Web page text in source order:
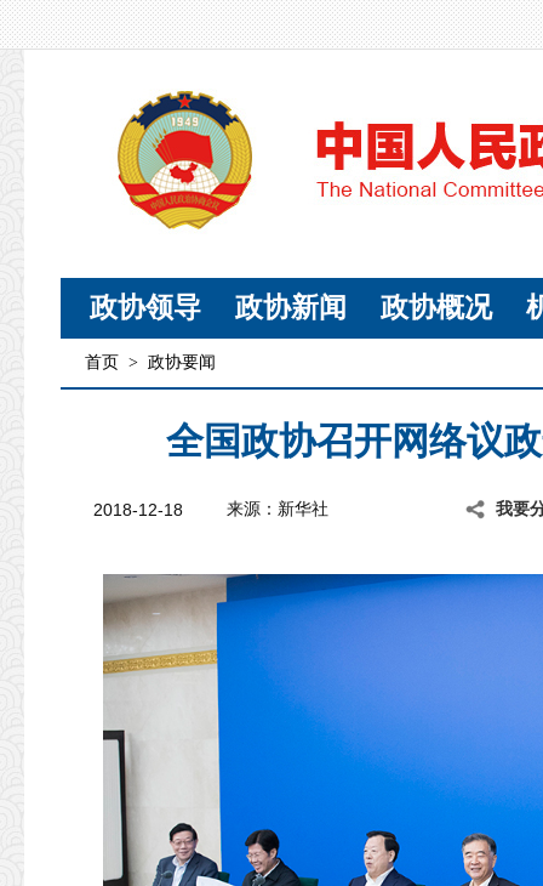
政协领导 政协新闻 政协概况
首页 > 政协要闻
全国政协召开网络议
2018-12-18 来源：新华社 我要